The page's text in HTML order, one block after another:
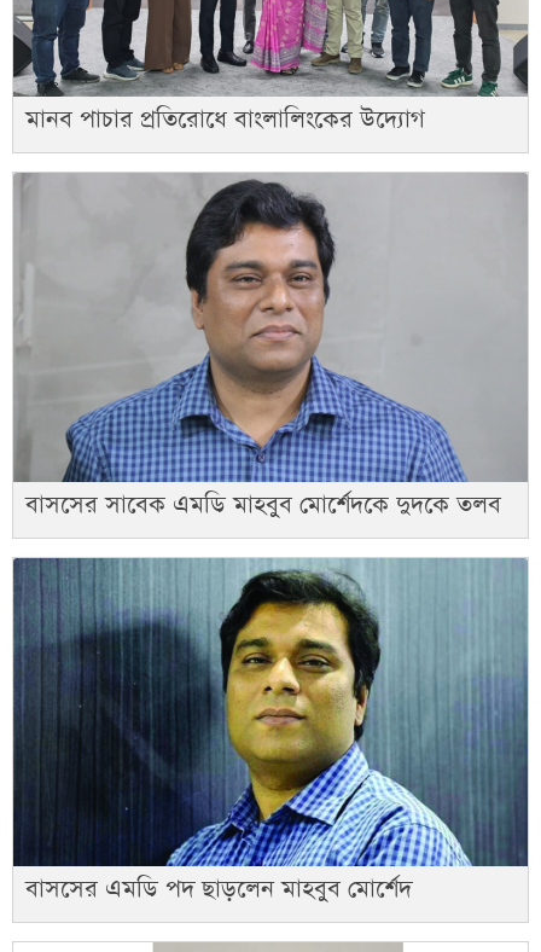
মানব পাচার প্রতিরোধে বাংলালিংকের উদ্যোগ
বাসসের সাবেক এমডি মাহবুব মোর্শেদকে দুদকে তলব
বাসসের এমডি পদ ছাড়লেন মাহবুব মোর্শেদ